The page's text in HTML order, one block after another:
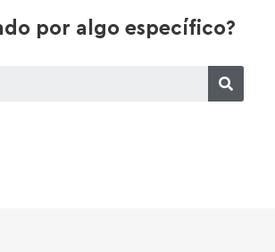
por algo específico?